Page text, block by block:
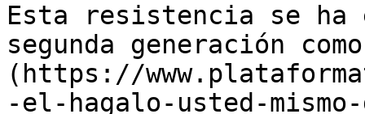
Esta resistencia se ha
segunda generación
(https://
-el-hagalo-usted-